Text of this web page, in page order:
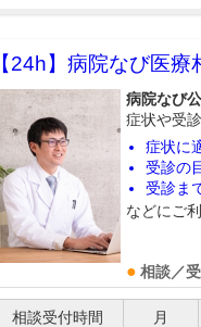
【24h】 病院なび医療
病院なび
症状や受
症状に
受診の
受診ま
などにご
相談／
相談受付時間 月